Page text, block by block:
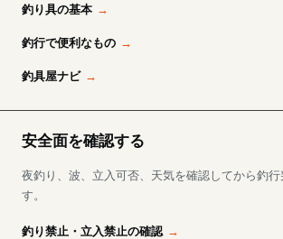
釣り具の基本
釣行で便利なもの
釣具屋ナビ
安全面を確認する
夜釣り、波、立入可否、天気を確認してから釣行
す。
釣り禁止・立入禁止の確認